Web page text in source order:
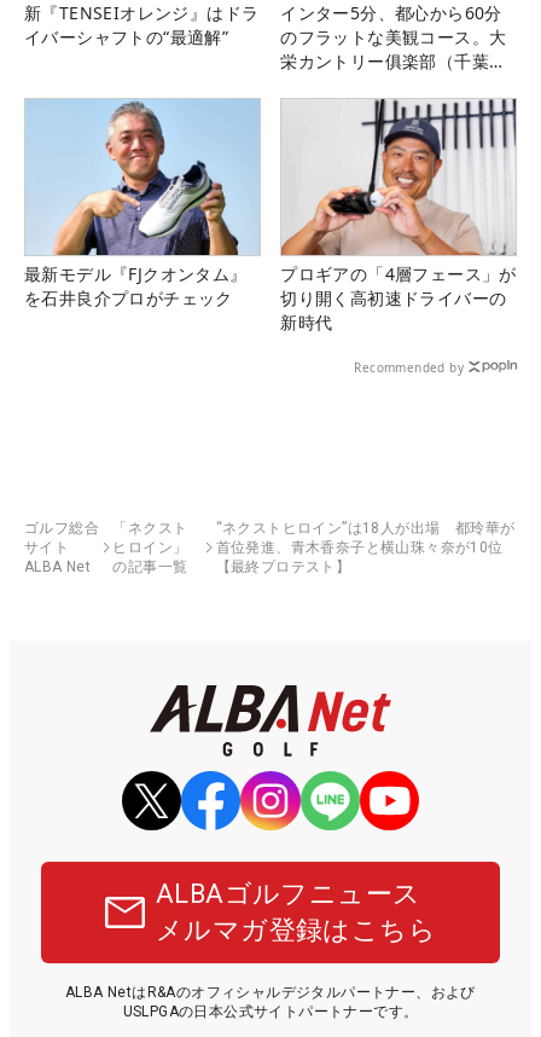
新『TENSEIオレンジ』はドラ
イバーシャフトの“最適解”
インター5分、都心から60分
のフラットな美観コース。大
栄カントリー俱楽部（千葉
最新モデル『FJクオンタム』
を石井良介プロがチェック
プロギアの「4層フェース」が
切り開く高初速ドライバーの
新時代
Recommended by
ゴルフ総合
サイト
ALBA Net
「ネクスト
ヒロイン」
の記事一覧
“ネクストヒロイン”は18人が出場 都玲華が
首位発進、青木香奈子と横山珠々奈が10位
【最終プロテスト】
ALBAゴルフニュース
メルマガ登録はこちら
ALBA NetはR&Aのオフィシャルデジタルパートナー、および
USLPGAの日本公式サイトパートナーです。